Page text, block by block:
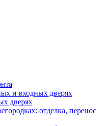
и входных дверях
дверях
отделка, перенос